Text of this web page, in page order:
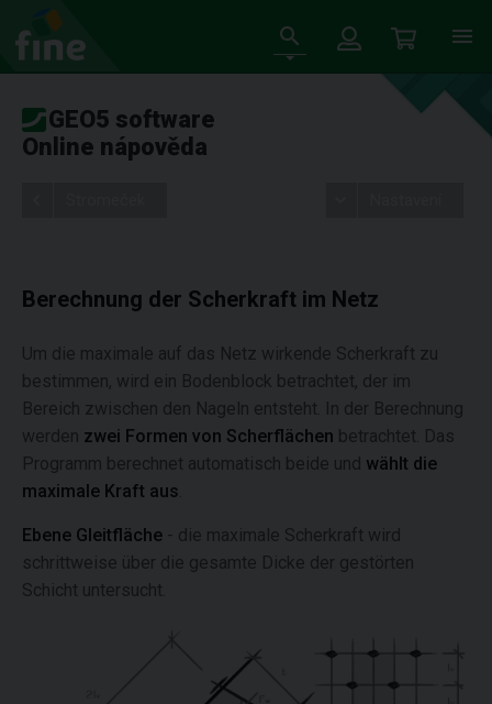
GEO5 software
Online nápověda
Berechnung der Scherkraft im Netz
Um die maximale auf das Netz wirkende Scherkraft zu
bestimmen, wird ein Bodenblock betrachtet, der im
Bereich zwischen den Nageln entsteht. In der Berechnung
werden zwei Formen von Scherflächen betrachtet. Das
Programm berechnet automatisch beide und wählt die
maximale Kraft aus
Ebene Gleitfläche - die maximale Scherkraft wird
schrittweise über die gesamte Dicke der gestörten
Schicht untersucht.